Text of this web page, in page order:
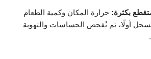
بكثرة: حرارة المكان وكمية الطعام
أولًا، ثم تُفحص الحساسات والتهوية